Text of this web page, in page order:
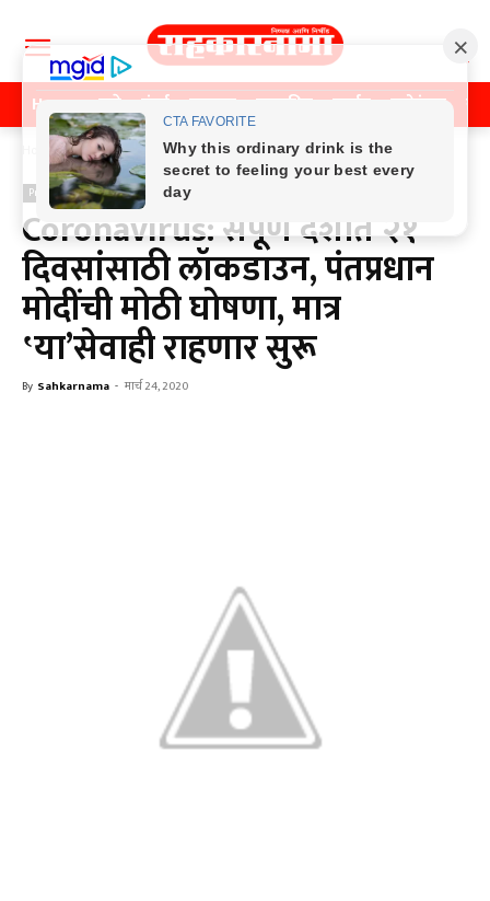
Home पुणे मुंबई महाराष्ट्र राजकीय क्राईम मनोरंजन
Home Previos News
Previos News
Coronavirus: संपूर्ण देशात २१
दिवसांसाठी लॉकडाउन, पंतप्रधान
मोदींची मोठी घोषणा, मात्र
‛या’सेवाही राहणार सुरू
By Sahkarnama - मार्च 24, 2020